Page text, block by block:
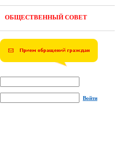
ОБЩЕСТВЕННЫЙ СОВЕТ
Войти